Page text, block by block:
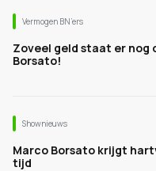
Vermogen BN’ers
Zoveel geld staat er nog
Borsato!
Shownieuws
Marco Borsato krijgt
tijd